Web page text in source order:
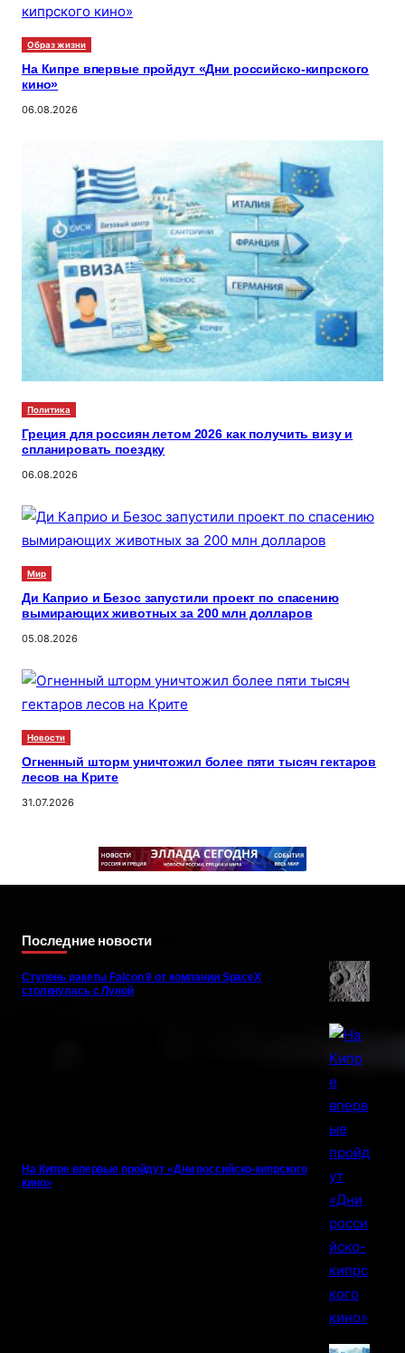
Образ жизни
На Кипре впервые пройдут «Дни российско-кипрского
кино»
06.08.2026
Политика
Греция для россиян летом 2026 как получить визу и
спланировать поездку
06.08.2026
Мир
Ди Каприо и Безос запустили проект по спасению
вымирающих животных за 200 млн долларов
05.08.2026
Новости
Огненный шторм уничтожил более пяти тысяч гектаров
лесов на Крите
31.07.2026
Последние новости
Ступень ракеты Falcon 9 от компании SpaceX
столкнулась с Луной
На Кипре впервые пройдут «Дни российско-кипрского
кино»